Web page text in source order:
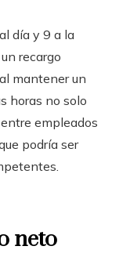
día y 9 a la
recargo
mantener un
horas no solo
empleados
podría ser
neto